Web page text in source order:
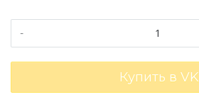
-
Купить в VK